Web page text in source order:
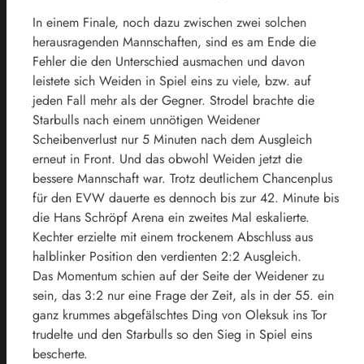
In einem Finale, noch dazu zwischen zwei solchen
herausragenden Mannschaften, sind es am Ende die
Fehler die den Unterschied ausmachen und davon
leistete sich Weiden in Spiel eins zu viele, bzw. auf
jeden Fall mehr als der Gegner. Strodel brachte die
Starbulls nach einem unnötigen Weidener
Scheibenverlust nur 5 Minuten nach dem Ausgleich
erneut in Front. Und das obwohl Weiden jetzt die
bessere Mannschaft war. Trotz deutlichem Chancenplus
für den EVW dauerte es dennoch bis zur 42. Minute bis
die Hans Schröpf Arena ein zweites Mal eskalierte.
Kechter erzielte mit einem trockenem Abschluss aus
halblinker Position den verdienten 2:2 Ausgleich.
Das Momentum schien auf der Seite der Weidener zu
sein, das 3:2 nur eine Frage der Zeit, als in der 55. ein
ganz krummes abgefälschtes Ding von Oleksuk ins Tor
trudelte und den Starbulls so den Sieg in Spiel eins
bescherte.